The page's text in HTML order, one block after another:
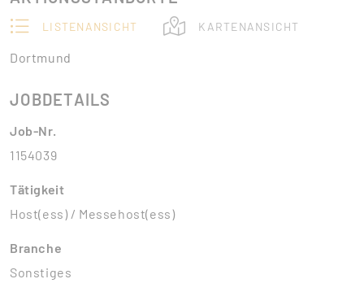
LISTENANSICHT KARTENANSICHT
Dortmund
JOBDETAILS
Job-Nr.
1154039
Tätigkeit
Host(ess) / Messehost(ess)
Branche
Sonstiges